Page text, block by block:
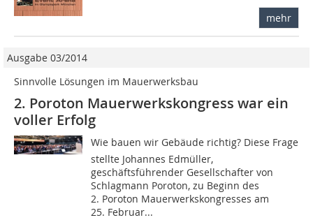
mehr
Ausgabe 03/2014
Sinnvolle Lösungen im Mauerwerksbau
2. Poroton Mauerwerkskongress war ein
voller Erfolg
Wie bauen wir Gebäude richtig? Diese Frage
stellte Johannes Edmüller,
geschäftsführender Gesellschafter von
Schlagmann Poroton, zu Beginn des
2. Poroton Mauerwerkskongresses am
25. Februar...